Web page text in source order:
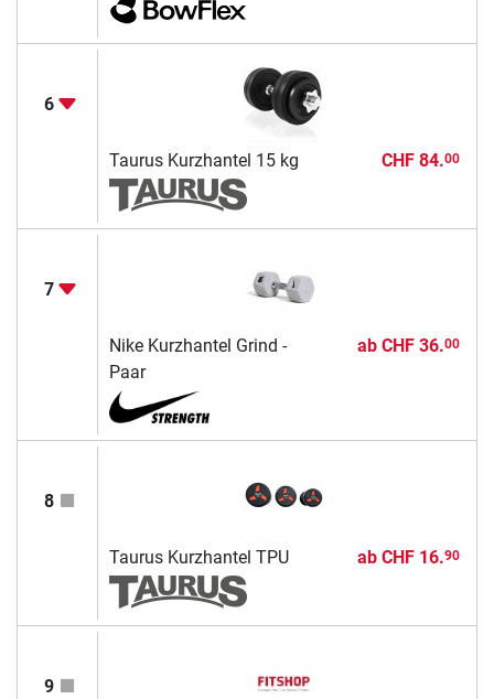
6
Taurus Kurzhantel 15 kg CHF 84.00
7
Nike Kurzhantel Grind -
Paar
ab CHF 36.00
8
Taurus Kurzhantel TPU ab CHF 16.90
9